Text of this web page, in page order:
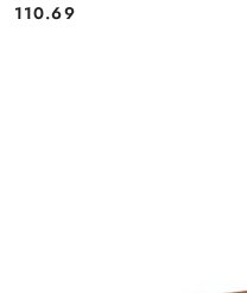
Cena:
110.69